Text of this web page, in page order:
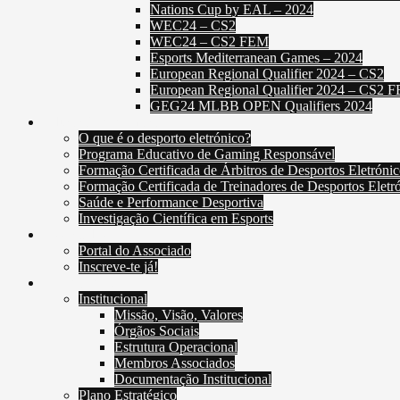
Nations Cup by EAL – 2024
WEC24 – CS2
WEC24 – CS2 FEM
Esports Mediterranean Games – 2024
European Regional Qualifier 2024 – CS2
European Regional Qualifier 2024 – CS2
GEG24 MLBB OPEN Qualifiers 2024
O que é o desporto eletrónico?
Programa Educativo de Gaming Responsável
Formação Certificada de Árbitros de Desportos
Formação Certificada de Treinadores de Desportos
Saúde e Performance Desportiva
Investigação Científica em Esports
Portal do Associado
Inscreve-te já!
Institucional
Missão, Visão, Valores
Órgãos Sociais
Estrutura Operacional
Membros Associados
Documentação Institucional
Plano Estratégico